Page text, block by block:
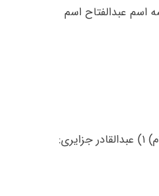
اسم عبدالفتاح اسم
معنی اسم عبدالقادر عبدالقادر اسم پسرانه است، معنی عبدالقادر: (عربی) ۱- بندهی خدای توانا؛ ۲- (اَعلام) ۱) عبدالقادر جزایری: